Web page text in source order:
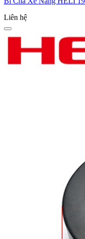
Liên hệ